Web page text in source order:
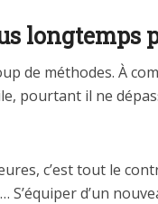
longtemps
de méthodes. À
pourtant il ne
c’est tout le
d’un